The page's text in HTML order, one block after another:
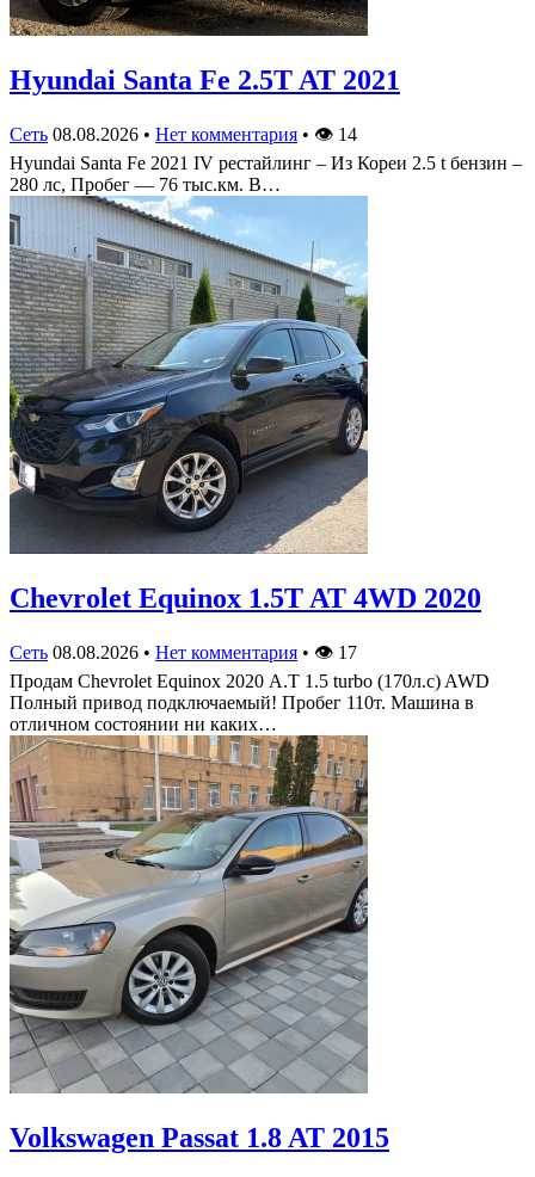
Hyundai Santa Fe 2.5T AT 2021
Сеть 08.08.2026 • Нет комментария • 👁 14
Hyundai Santa Fe 2021 IV рестайлинг – Из Кореи 2.5 t бензин –
280 лс, Пробег — 76 тыс.км. В…
Chevrolet Equinox 1.5T AT 4WD 2020
Сеть 08.08.2026 • Нет комментария • 👁 17
Продам Chevrolet Equinox 2020 А.Т 1.5 turbo (170л.с) AWD
Полный привод подключаемый! Пробег 110т. Машина в
отличном состоянии ни каких…
Volkswagen Passat 1.8 AT 2015